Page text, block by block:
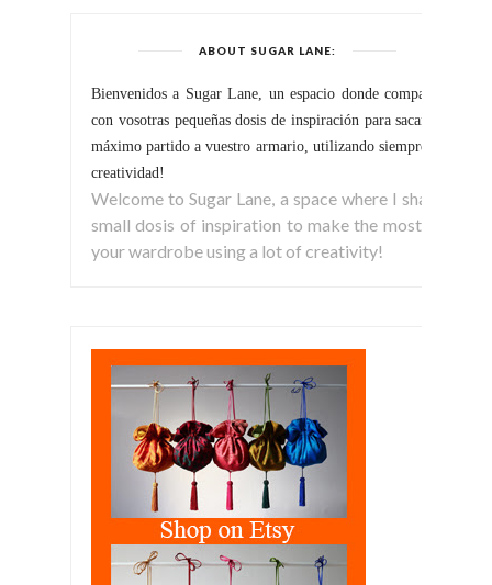
ABOUT SUGAR LANE:
Bienvenidos a Sugar Lane, un espacio donde comparto
con vosotras pequeñas dosis de inspiración para sacar el
máximo partido a vuestro armario, utilizando siempre la
creatividad!
Welcome to Sugar Lane, a space where I share
small dosis of inspiration to make the most of
your wardrobe using a lot of creativity!